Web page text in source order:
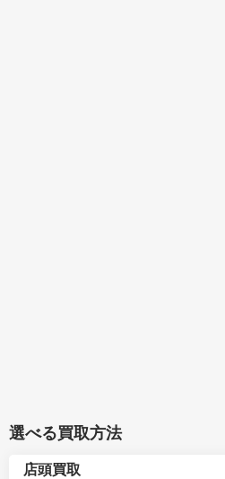
選べる買取方法
店頭買取